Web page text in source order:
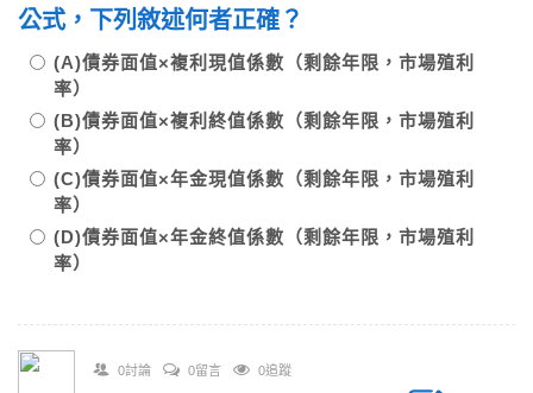
公式，下列敘述何者正確？
(A)債券面值×複利現值係數（剩餘年限，市場殖利
率）
(B)債券面值×複利終值係數（剩餘年限，市場殖利
率）
(C)債券面值×年金現值係數（剩餘年限，市場殖利
率）
(D)債券面值×年金終值係數（剩餘年限，市場殖利
率）
0討論 0留言 0追蹤